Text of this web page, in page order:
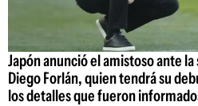
Japón anunció el amistoso ante
Diego Forlán, quien tendrá su
los detalles que fueron